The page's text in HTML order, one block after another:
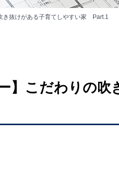
き抜けがある子育てしやすい家 Part.1
】こだわりの吹